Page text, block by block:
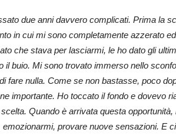
due anni davvero complicati. Prima la
in cui mi sono completamente azzerato
che stava per lasciarmi, le ho dato gli
il buio. Mi sono trovato immerso nello
fare nulla. Come se non bastasse, poco
importante. Ho toccato il fondo e dovevo
scelta. Quando è arrivata questa
emozionarmi, provare nuove sensazioni. E